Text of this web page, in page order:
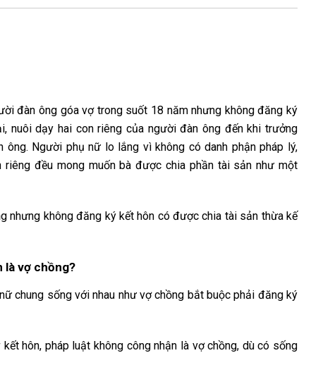
đàn ông góa vợ trong suốt 18 năm nhưng không đăng ký
nuôi dạy hai con riêng của người đàn ông đến khi trưởng
Người phụ nữ lo lắng vì không có danh phận pháp lý,
đều mong muốn bà được chia phần tài sản như một
nhưng không đăng ký kết hôn có được chia tài sản thừa kế
là vợ chồng?
chung sống với nhau như vợ chồng bắt buộc phải đăng ký
hôn, pháp luật không công nhận là vợ chồng, dù có sống